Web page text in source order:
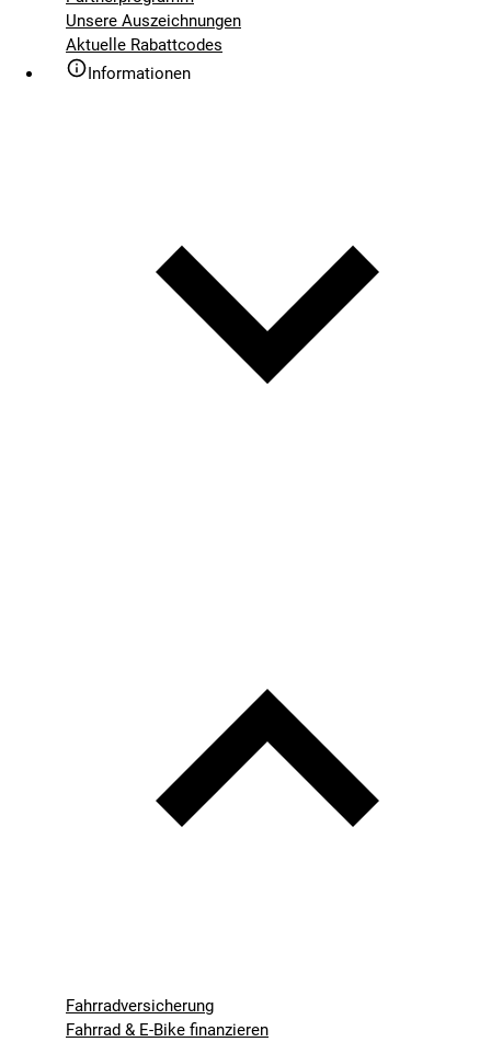
Unsere Auszeichnungen
Aktuelle Rabattcodes
Informationen
Fahrradversicherung
Fahrrad & E-Bike finanzieren